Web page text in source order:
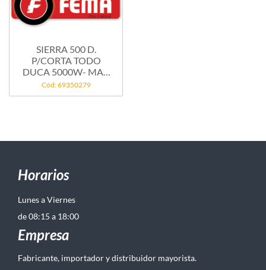
SIERRA 500 D.
P/CORTA TODO
DUCA 5000W- MAX
CORTE...
Cód: 69350279
Horarios
Lunes a Viernes
de 08:15 a 18:00
Empresa
Fabricante, importador y distribuidor mayorista.